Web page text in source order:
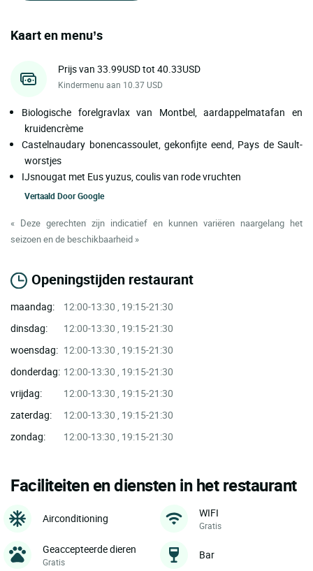
Kaart en menu’s
Prijs van 33.99USD tot 40.33USD
Kindermenu aan 10.37 USD
Biologische forelgravlax van Montbel, aardappelmatafan en
kruidencrème
Castelnaudary bonencassoulet, gekonfijte eend, Pays de Sault-
worstjes
IJsnougat met Eus yuzus, coulis van rode vruchten
Vertaald DoorGoogle
« Deze gerechten zijn indicatief en kunnen variëren naargelang het
seizoen en de beschikbaarheid »
Openingstijden restaurant
maandag:
12:00-13:30 , 19:15-21:30
dinsdag:
12:00-13:30 , 19:15-21:30
woensdag: 12:00-13:30 , 19:15-21:30
donderdag: 12:00-13:30 , 19:15-21:30
vrijdag:
12:00-13:30 , 19:15-21:30
zaterdag:
12:00-13:30 , 19:15-21:30
zondag:
12:00-13:30 , 19:15-21:30
Faciliteiten en diensten in het restaurant
Airconditioning WIFI
Gratis
Geaccepteerde dieren
Gratis
Bar